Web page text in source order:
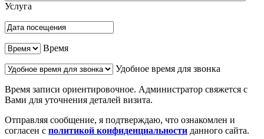
Услуга
Время
Удобное время для звонка
Время записи ориентировочное. Администратор свяжется с
Вами для уточнения деталей визита.
Отправляя сообщение, я подтверждаю, что ознакомлен и
согласен с политикой конфиденциальности данного сайта.